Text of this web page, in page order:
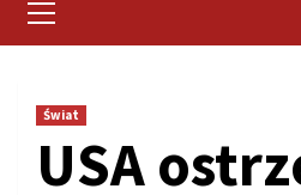
Menu
Świat
USA